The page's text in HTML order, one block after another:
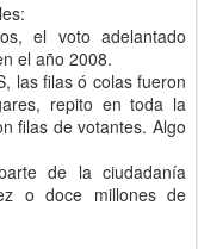
el voto adelantado
el año 2008.
las filas ó colas fueron
repito en toda la
filas de votantes. Algo
de la ciudadanía
o doce millones de